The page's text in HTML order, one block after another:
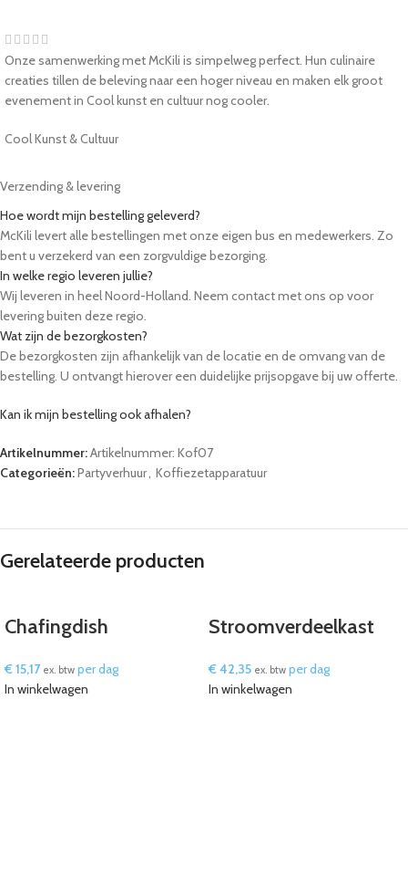
Onze samenwerking met McKili is simpelweg perfect. Hun culinaire
creaties tillen de beleving naar een hoger niveau en maken elk groot
evenement in Cool kunst en cultuur nog cooler.
Cool Kunst & Cultuur
Verzending & levering
Hoe wordt mijn bestelling geleverd?
McKili levert alle bestellingen met onze eigen bus en medewerkers. Zo
bent u verzekerd van een zorgvuldige bezorging.
In welke regio leveren jullie?
Wij leveren in heel Noord-Holland. Neem contact met ons op voor
levering buiten deze regio.
Wat zijn de bezorgkosten?
De bezorgkosten zijn afhankelijk van de locatie en de omvang van de
bestelling. U ontvangt hierover een duidelijke prijsopgave bij uw offerte.
Kan ik mijn bestelling ook afhalen?
Kunnen tafels, stoelen en servies meegeleverd worden?
Ja, wij bieden een ruim assortiment aan partyverhuur, zoals bierbanken,
Wij raden aan om minimaal 48 uur van tevoren te bestellen. Voor grote
evenementen adviseren we om eerder contact op te nemen.
Artikelnummer:Artikelnummer: Kof07
Categorieën:Partyverhuur, Koffiezetapparatuur
Gerelateerde producten
Chafingdish
€15,17 ex. btw per dag
In winkelwagen
Stroomverdeelkast
€42,35 ex. btw per dag
In winkelwagen